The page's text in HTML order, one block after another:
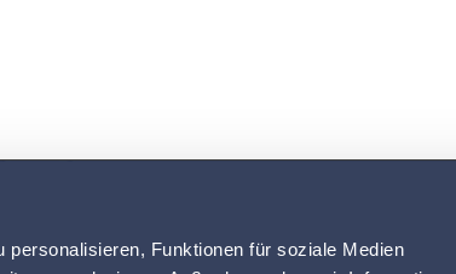
Funktionen für soziale Medien